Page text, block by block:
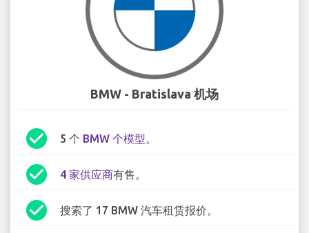
BMW - Bratislava 机场
check_circle 5 个 BMW 个模型。
check_circle 4 家供应商有售。
check_circle 搜索了 17 BMW 汽车租赁报价。